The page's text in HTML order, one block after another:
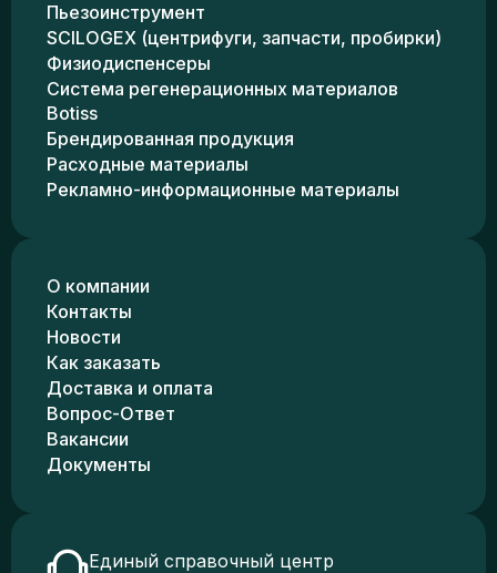
Пьезоинструмент
SCILOGEX (центрифуги, запчасти, пробирки)
Физиодиспенсеры
Система регенерационных материалов
Botiss
Брендированная продукция
Расходные материалы
Рекламно-информационные материалы
О компании
Контакты
Новости
Как заказать
Доставка и оплата
Вопрос-Ответ
Вакансии
Документы
Единый справочный центр